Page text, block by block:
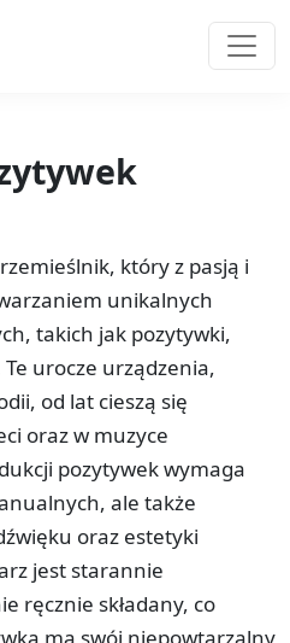
który z pasją i
unikalnych
takich jak pozytywki,
urocze urządzenia,
od lat cieszą się
oraz w muzyce
pozytywek wymaga
ale także
oraz estetyki
jest starannie
ręcznie składany, co
ma swój niepowtarzalny